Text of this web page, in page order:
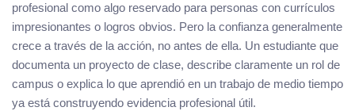
profesional como algo reservado para personas con currículos
impresionantes o logros obvios. Pero la confianza generalmente
crece a través de la acción, no antes de ella. Un estudiante que
documenta un proyecto de clase, describe claramente un rol de
campus o explica lo que aprendió en un trabajo de medio tiempo
ya está construyendo evidencia profesional útil.